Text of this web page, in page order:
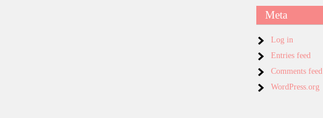
Meta
Log in
Entries feed
Comments feed
WordPress.org